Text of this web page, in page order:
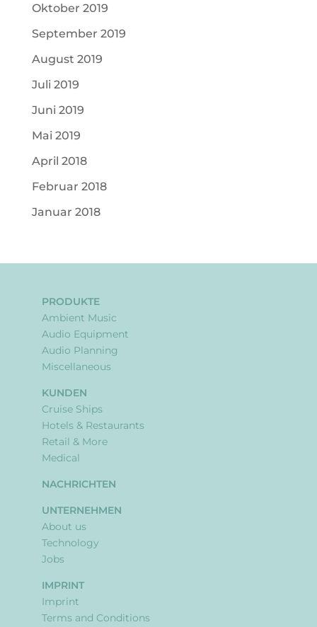
Oktober 2019
September 2019
August 2019
Juli 2019
Juni 2019
Mai 2019
April 2018
Februar 2018
Januar 2018
PRODUKTE
Ambient Music
Audio Equipment
Audio Planning
Miscellaneous
KUNDEN
Cruise Ships
Hotels & Restaurants
Retail & More
Medical
NACHRICHTEN
UNTERNEHMEN
About us
Technology
Jobs
IMPRINT
Imprint
Terms and Conditions